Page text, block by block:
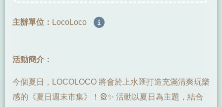
主辦單位： LocoLoco
活動簡介：
今個夏日，LOCOLOCO 將會於上水匯打造充滿清爽玩樂
感的《夏日週末市集》！🎡✨ 活動以夏日為主題，結合